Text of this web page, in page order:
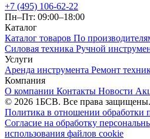
+7 (495) 106-62-22
Пн–Пт: 09:00–18:00
Каталог
Каталог товаров По
Силовая техника Ручной
Услуги
Аренда инструмента Ремонт
Компания
О компании Контакты Новости
© 2026 1БСВ. Все права защищены.
Политика в отношении обработки
Согласие на обработку
использования файлов cookie